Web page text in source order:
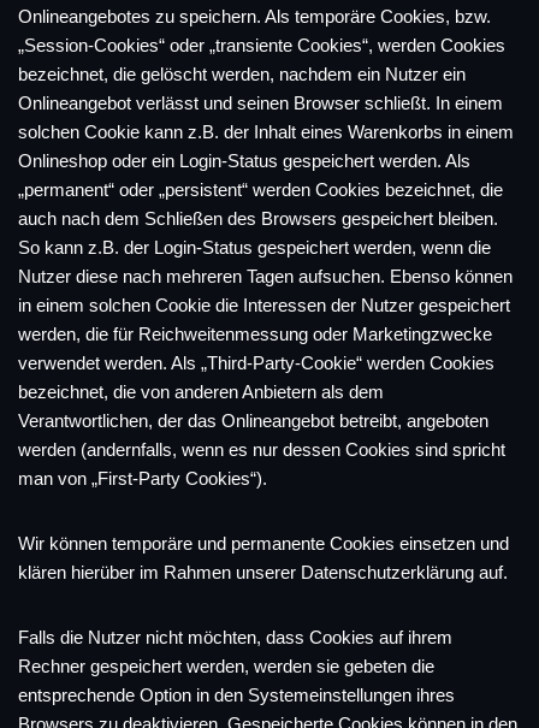
Onlineangebotes zu speichern. Als temporäre Cookies, bzw.
„Session-Cookies“ oder „transiente Cookies“, werden Cookies
bezeichnet, die gelöscht werden, nachdem ein Nutzer ein
Onlineangebot verlässt und seinen Browser schließt. In einem
solchen Cookie kann z.B. der Inhalt eines Warenkorbs in einem
Onlineshop oder ein Login-Status gespeichert werden. Als
„permanent“ oder „persistent“ werden Cookies bezeichnet, die
auch nach dem Schließen des Browsers gespeichert bleiben.
So kann z.B. der Login-Status gespeichert werden, wenn die
Nutzer diese nach mehreren Tagen aufsuchen. Ebenso können
in einem solchen Cookie die Interessen der Nutzer gespeichert
werden, die für Reichweitenmessung oder Marketingzwecke
verwendet werden. Als „Third-Party-Cookie“ werden Cookies
bezeichnet, die von anderen Anbietern als dem
Verantwortlichen, der das Onlineangebot betreibt, angeboten
werden (andernfalls, wenn es nur dessen Cookies sind spricht
man von „First-Party Cookies“).
Wir können temporäre und permanente Cookies einsetzen und
klären hierüber im Rahmen unserer Datenschutzerklärung auf.
Falls die Nutzer nicht möchten, dass Cookies auf ihrem
Rechner gespeichert werden, werden sie gebeten die
entsprechende Option in den Systemeinstellungen ihres
Browsers zu deaktivieren. Gespeicherte Cookies können in den